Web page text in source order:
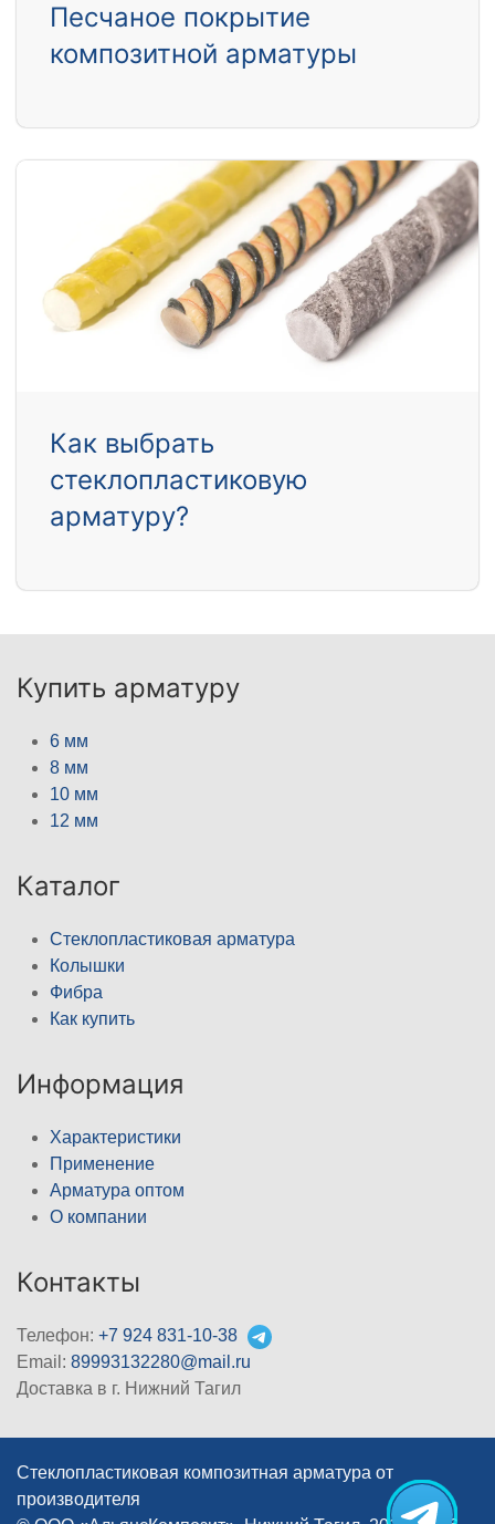
Песчаное покрытие
композитной арматуры
Как выбрать
стеклопластиковую
арматуру?
Купить арматуру
6 мм
8 мм
10 мм
12 мм
Каталог
Стеклопластиковая арматура
Колышки
Фибра
Как купить
Информация
Характеристики
Применение
Арматура оптом
О компании
Контакты
Телефон: +7 924 831-10-38
Email: 89993132280@mail.ru
Доставка в г. Нижний Тагил
Стеклопластиковая композитная арматура от
производителя